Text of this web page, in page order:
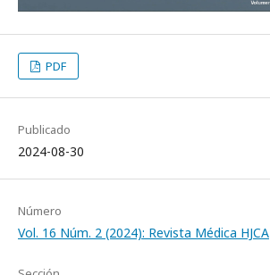
PDF
Publicado
2024-08-30
Número
Vol. 16 Núm. 2 (2024): Revista Médica HJCA